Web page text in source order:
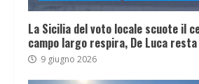
La Sicilia del voto locale scuote il
campo largo respira, De Luca
9 giugno 2026